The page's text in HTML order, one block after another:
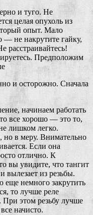
и туго. Не
целая опухоль из
опыт. Мало
— не накрутите гайку,
расстраивайтесь!
Предположим
и осторожно. Сначала
начинаем работать
все хорошо — это то,
лишком легко.
но в меру. Внимательно
Если она
отлично. К
вы увидите, что тангит
вылезает из резьбы.
еще немного закрутить
то лучше реле
При этом резьбу лучше
начисто.